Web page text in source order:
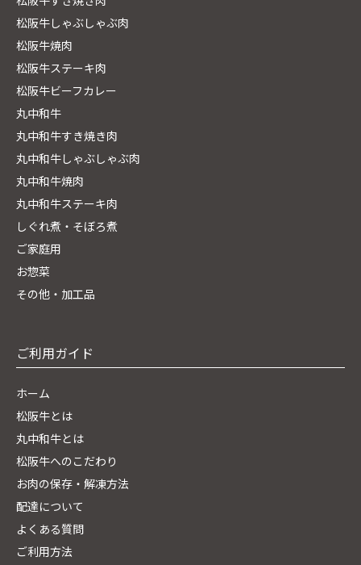
松阪牛しゃぶしゃぶ肉
松阪牛焼肉
松阪牛ステーキ肉
松阪牛ビーフカレー
丸中和牛
丸中和牛すき焼き肉
丸中和牛しゃぶしゃぶ肉
丸中和牛焼肉
丸中和牛ステーキ肉
しぐれ煮・そぼろ煮
ご家庭用
お惣菜
その他・加工品
ご利用ガイド
ホーム
松阪牛とは
丸中和牛とは
松阪牛へのこだわり
お肉の保存・解凍方法
配達について
よくある質問
ご利用方法